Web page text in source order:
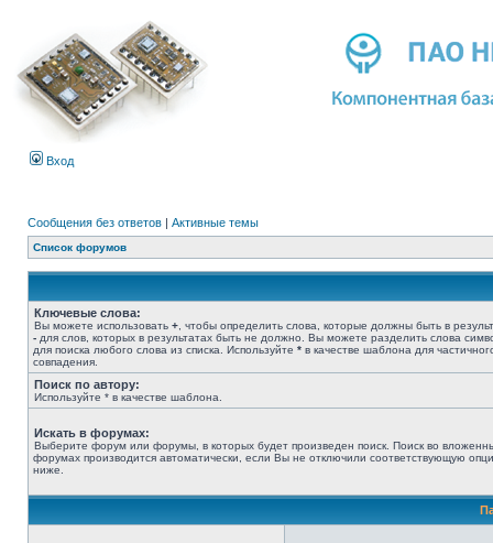
Вход
Сообщения без ответов | Активные темы
Список форумов
Ключевые слова:
Вы можете использовать + , чтобы определить слова, которые должны быть в
- для слов, которых в результатах быть не должно. Вы можете разделить слова
для поиска любого слова из списка. Используйте * в качестве шаблона для
совпадения.
Поиск по автору:
Используйте * в качестве шаблона.
Искать в форумах:
Выберите форум или форумы, в которых будет произведен поиск. Поиск во
форумах производится автоматически, если Вы не отключили соответствующую
ниже.